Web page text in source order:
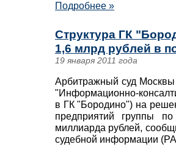
Подробнее »
Структура ГК
1,6 млрд рублей в
19 января 2011 года
Арбитражный суд
"Информационно-
в ГК "Бородино") на
предприятий группы
миллиарда рублей,
судебной информации